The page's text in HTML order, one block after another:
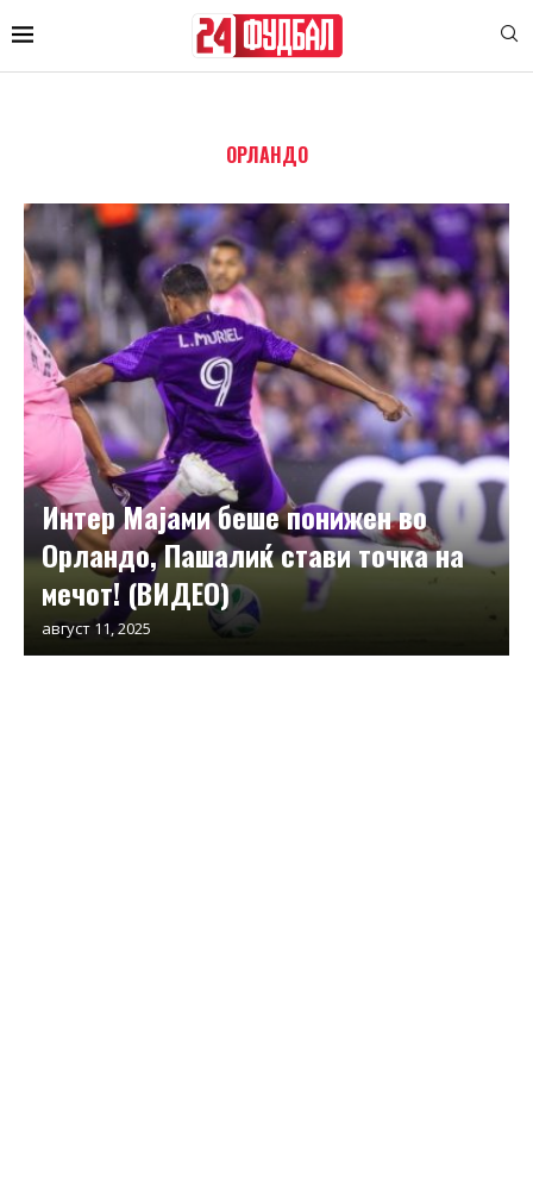
ОРЛАНДО
Интер Мајами беше понижен во
Орландо, Пашалиќ стави точка на
мечот! (ВИДЕО)
август 11, 2025